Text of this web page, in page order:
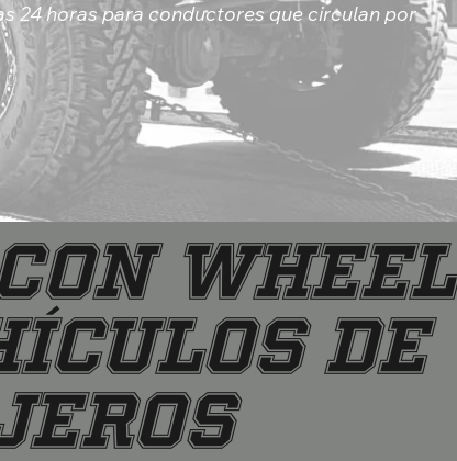
24 horas para conductores que circulan por
Wheel
de